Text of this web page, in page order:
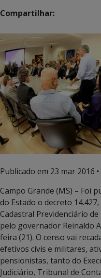
Compartilhar:
Publicado em 23 mar 2016
Campo Grande (MS) – Foi
do Estado o decreto
Cadastral Previdenciário
pelo governador Reinaldo
feira (21). O censo vai
efetivos civis e militares,
pensionistas, tanto do
Judiciário, Tribunal de